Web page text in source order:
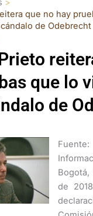
que no hay
de Odebrecht
que lo
de
de